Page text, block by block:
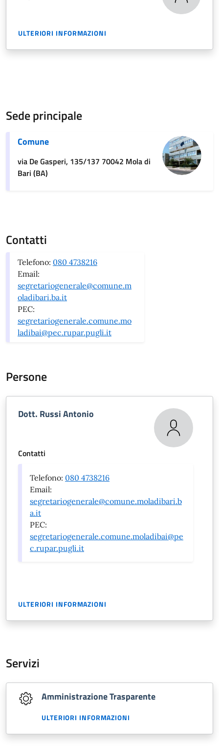
ULTERIORI INFORMAZIONI
Sede principale
Comune
via De Gasperi, 135/137 70042 Mola di
Bari (BA)
Contatti
Telefono: 080 4738216
Email:
segretariogenerale@comune.m
oladibari.ba.it
PEC:
segretariogenerale.comune.mo
ladibai@pec.rupar.pugli.it
Persone
Dott. Russi Antonio
Contatti
Telefono: 080 4738216
Email:
segretariogenerale@comune.moladibari.b
a.it
PEC:
segretariogenerale.comune.moladibai@pe
c.rupar.pugli.it
ULTERIORI INFORMAZIONI
Servizi
Amministrazione Trasparente
ULTERIORI INFORMAZIONI